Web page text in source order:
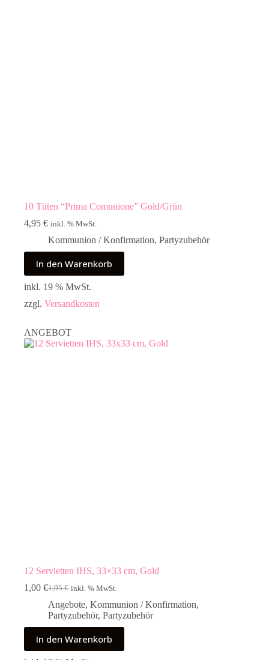
10 Tüten “Prima Comunione” Gold/Grün
4,95 € inkl. % MwSt.
Kommunion / Konfirmation, Partyzubehör
In den Warenkorb
inkl. 19 % MwSt.
zzgl. Versandkosten
ANGEBOT
12 Servietten IHS, 33×33 cm, Gold
1,95€
Ursprünglicher
Preis
war:
1,95 €
1,00 €Aktueller
Preis
ist:
1,00 €.
inkl. % MwSt.
Angebote, Kommunion / Konfirmation,
Partyzubehör, Partyzubehör
In den Warenkorb